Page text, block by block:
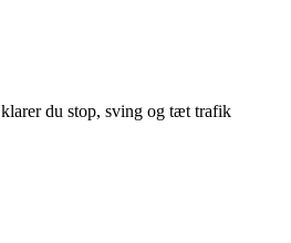
du stop, sving og tæt trafik